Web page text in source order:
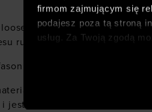
firmom zajmującym się
podajesz poza tą stroną
usług. Za Twoją zgodą
społecznościowych).
dla zapewnienia
ruchu
o długości do bioder
syntetycznego, który
jest łatwy w pielęgnacji